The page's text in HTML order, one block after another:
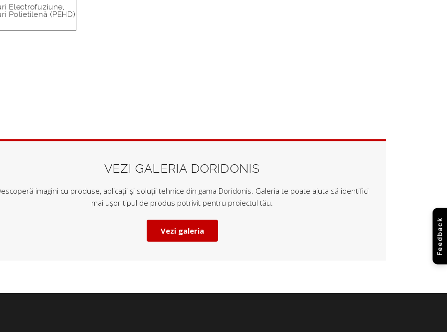
Electrofuziune,
Polietilenă (PEHD)
VEZI GALERIA DORIDONIS
imagini cu produse, aplicații și soluții tehnice din gama Doridonis. Galeria te poate ajuta să identifici
mai ușor tipul de produs potrivit pentru proiectul tău.
Vezi galeria Feedback